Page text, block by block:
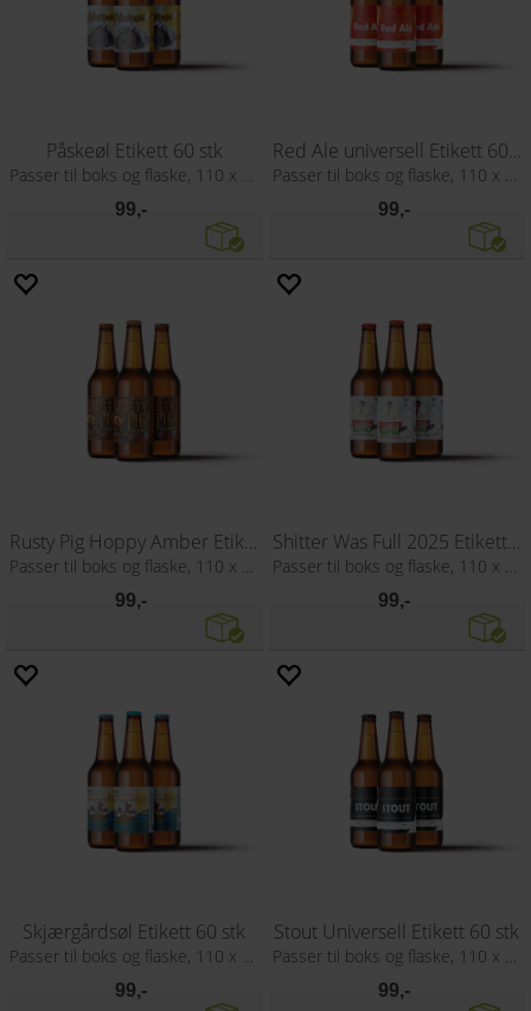
Påskeøl Etikett 60 stk
Passer til boks og flaske, 110 x 80 mm
99,-
Red Ale universell Etikett 60 stk
Passer til boks og flaske, 110 x 80 mm
99,-
Rusty Pig Hoppy Amber Etikett 60 stk
99,-
Shitter Was Full 2025 Etikett 60 stk
99,-
Skjærgårdsøl Etikett 60 stk
Passer til boks og flaske, 110 x 80 mm
99,-
Stout Universell Etikett 60 stk
Passer til boks og flaske, 110 x 80 mm
99,-